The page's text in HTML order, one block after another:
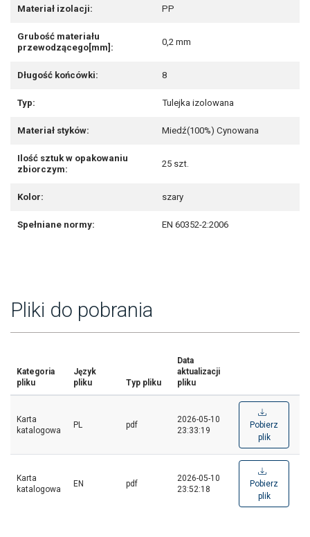
Materiał izolacji: PP
Grubość materiału
przewodzącego[mm]:
0,2 mm
Długość końcówki: 8
Typ: Tulejka izolowana
Materiał styków: Miedź(100%) Cynowana
Ilość sztuk w opakowaniu
zbiorczym:
25 szt.
Kolor: szary
Spełniane normy: EN 60352-2:2006
Pliki do pobrania
Kategoria
pliku
Język
pliku
Typ pliku
Data
aktualizacji
pliku
Karta
katalogowa
PL pdf
2026-05-10
23:33:19
Pobierz
plik
Karta
katalogowa
EN pdf
2026-05-10
23:52:18
Pobierz
plik